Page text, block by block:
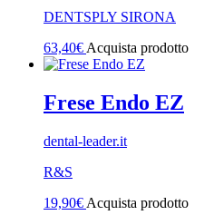
DENTSPLY SIRONA
63,40€ Acquista prodotto
Frese Endo EZ
dental-leader.it
R&S
19,90€ Acquista prodotto